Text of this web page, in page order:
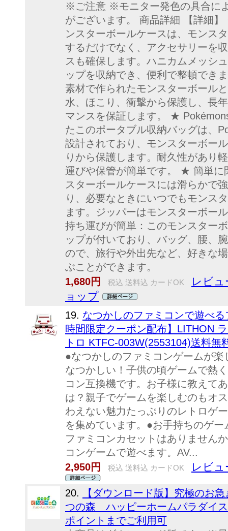
※ご注意 ※モニター発色の具合に
がございます。 商品詳細 【詳細
ンスターボールケースは、モンス
するだけでなく、アクセサリーを
スも確保します。ハニカムメッシ
ップを収納でき、便利で整頓でき
素材で作られたモンスターボール
水、ほこり、衝撃から保護し、長
マンスを保証します。 ★
たこのポータブル収納バッグは、
設計されており、モンスターボー
りから保護します。耐久性があり
運びや保管が簡単です。 ★ 簡単に
スターボールケースには滑らかで
り、必要なときにいつでもモンス
ます。ジッパーはモンスターボー
持ち運びが簡単：このモンスター
ップが付いており、バッグ、腰、
ので、旅行や外出先など、好きな
ぶことができます。
1,680円
税込 送料込 カードOK
レビュ
ョップ
19. なつかしのファミコンで遊べ
時間限定クーポン配布】LITHON
トロ KTFC-003W(2553104)送料無
●なつかしのファミコンゲームが
なつかしい！子供の頃ゲームで熱
コン互換機です。お子様に教えて
は？親子でゲームを楽しむのもオ
わえない魅力たっぷりのレトロゲ
を集めています。●お手持ちのゲ
ファミコンカセットはありません
コンゲームで遊べます。AV...
2,950円
税込 送料込 カードOK レビュ
20.
【ダウンロード版】究極のお
つの森 ハッピーホームパラダイ
ポイントまでご利用可